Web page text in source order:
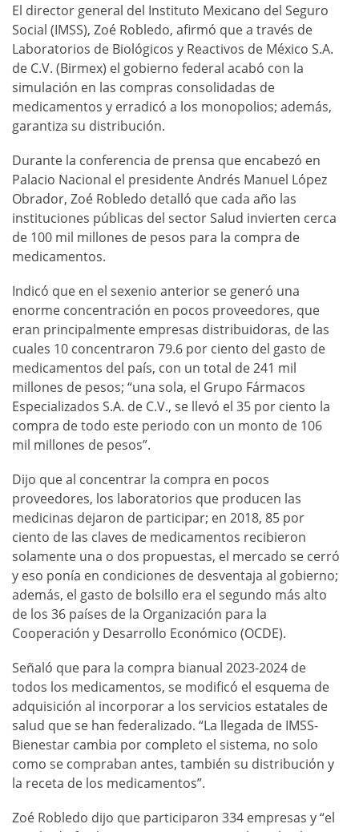
El director general del Instituto Mexicano del Seguro
Social (IMSS), Zoé Robledo, afirmó que a través de
Laboratorios de Biológicos y Reactivos de México S.A.
de C.V. (Birmex) el gobierno federal acabó con la
simulación en las compras consolidadas de
medicamentos y erradicó a los monopolios; además,
garantiza su distribución.
Durante la conferencia de prensa que encabezó en
Palacio Nacional el presidente Andrés Manuel López
Obrador, Zoé Robledo detalló que cada año las
instituciones públicas del sector Salud invierten cerca
de 100 mil millones de pesos para la compra de
medicamentos.
Indicó que en el sexenio anterior se generó una
enorme concentración en pocos proveedores, que
eran principalmente empresas distribuidoras, de las
cuales 10 concentraron 79.6 por ciento del gasto de
medicamentos del país, con un total de 241 mil
millones de pesos; “una sola, el Grupo Fármacos
Especializados S.A. de C.V., se llevó el 35 por ciento la
compra de todo este periodo con un monto de 106
mil millones de pesos”.
Dijo que al concentrar la compra en pocos
proveedores, los laboratorios que producen las
medicinas dejaron de participar; en 2018, 85 por
ciento de las claves de medicamentos recibieron
solamente una o dos propuestas, el mercado se cerró
y eso ponía en condiciones de desventaja al gobierno;
además, el gasto de bolsillo era el segundo más alto
de los 36 países de la Organización para la
Cooperación y Desarrollo Económico (OCDE).
Señaló que para la compra bianual 2023-2024 de
todos los medicamentos, se modificó el esquema de
adquisición al incorporar a los servicios estatales de
salud que se han federalizado. “La llegada de IMSS-
Bienestar cambia por completo el sistema, no solo
como se compraban antes, también su distribución y
la receta de los medicamentos”.
Zoé Robledo dijo que participaron 334 empresas y “el